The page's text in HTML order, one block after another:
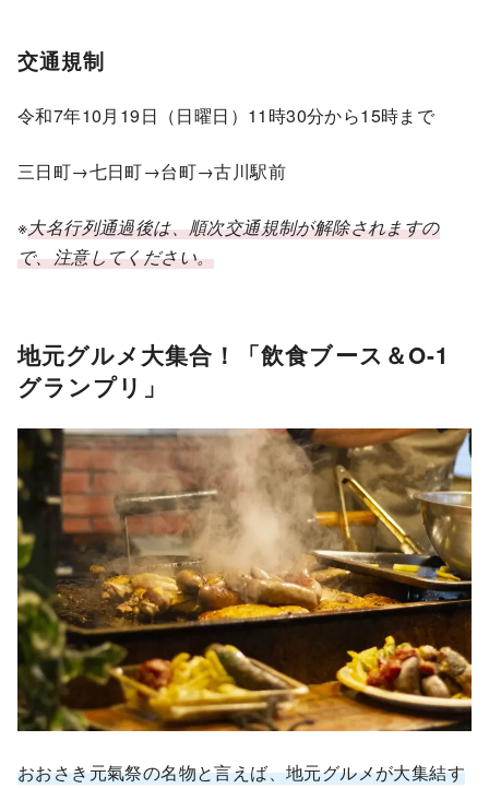
交通規制
令和7年10月19日（日曜日）11時30分から15時まで
三日町→七日町→台町→古川駅前
※大名行列通過後は、順次交通規制が解除されますの
で、注意してください。
地元グルメ大集合！「飲食ブース＆O-1
グランプリ」
おおさき元氣祭の名物と言えば、地元グルメが大集結す